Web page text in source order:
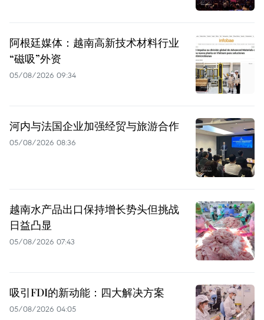
阿根廷媒体：越南高新技术材料行业
“磁吸”外资
05/08/2026 09:34
河内与法国企业加强经贸与旅游合作
05/08/2026 08:36
越南水产品出口保持增长势头但挑战
日益凸显
05/08/2026 07:43
吸引FDI的新动能：四大解决方案
05/08/2026 04:05